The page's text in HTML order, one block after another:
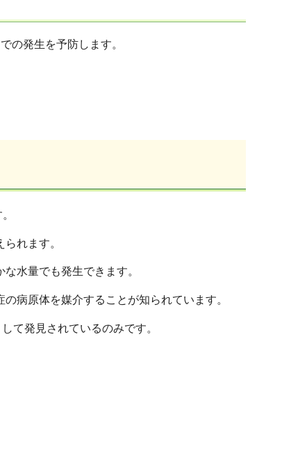
の発生を予防します。
れます。
水量でも発生できます。
病原体を媒介することが知られています。
て発見されているのみです。